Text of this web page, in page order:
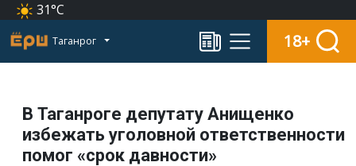
31°C
Таганрог 18+
В Таганроге депутату Анищенко
избежать уголовной ответственности
помог «срок давности»